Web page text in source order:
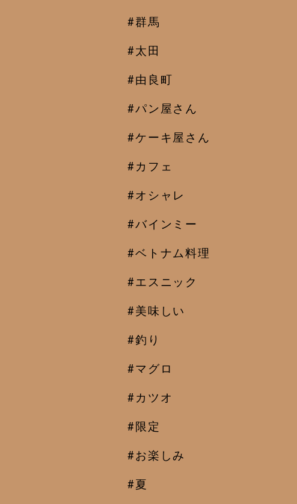
#群馬
#太田
#由良町
#パン屋さん
#ケーキ屋さん
#カフェ
#オシャレ
#バインミー
#ベトナム料理
#エスニック
#美味しい
#釣り
#マグロ
#カツオ
#限定
#お楽しみ
#夏